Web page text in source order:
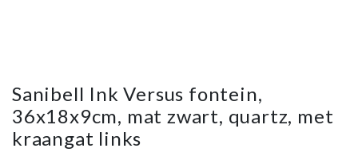
Sanibell Ink Versus fontein,
36x18x9cm, mat zwart, quartz, met
kraangat links